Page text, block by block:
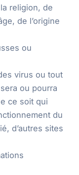
religion, de
de l’origine
ou
virus ou tout
ou pourra
ce soit qui
du
d’autres sites